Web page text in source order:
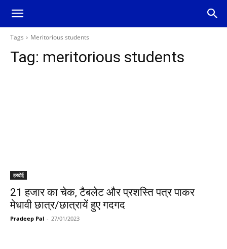
Tags Meritorious students
Tag: meritorious students
हरदोई
21 हजार का चेक, टैबलेट और प्रशस्ति पत्र पाकर
मेधावी छात्र/छात्रायें हुए गदगद
Pradeep Pal - 27/01/2023